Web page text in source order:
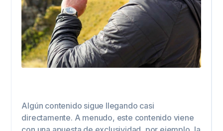
Algún contenido sigue llegando casi
directamente. A menudo, este contenido viene